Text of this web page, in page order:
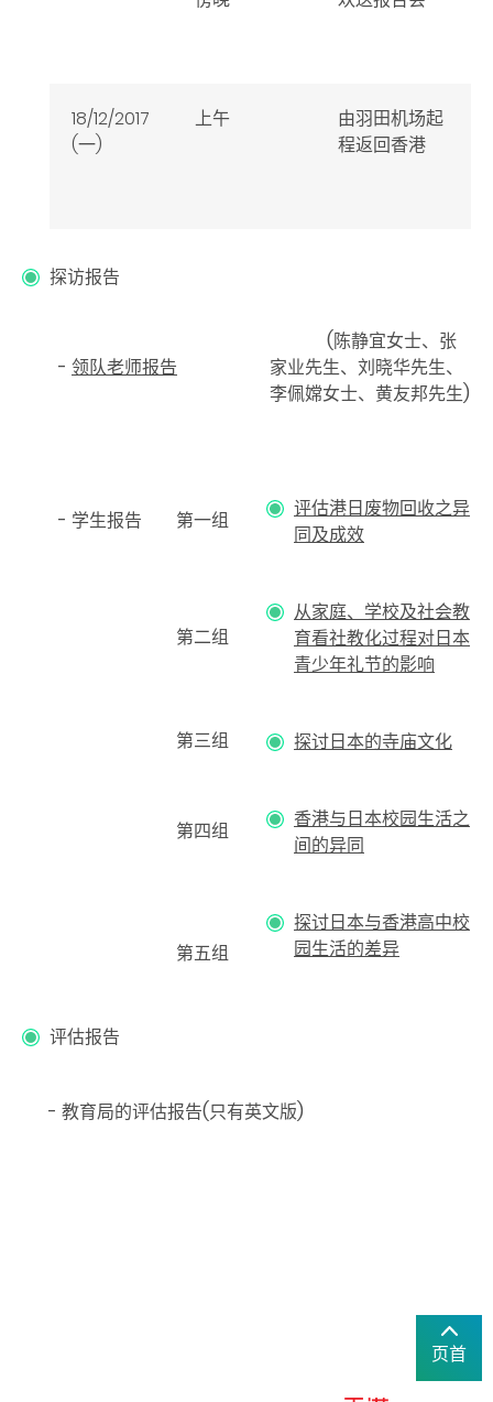
18/12/2017
(一)
上午
由羽田机场起
程返回香港
探访报告
- 领队老师报告
(陈静宜女士、张
家业先生、刘晓华先生、
李佩嫦女士、黄友邦先生)
- 学生报告 第一组
评估港日废物回收之异
同及成效
第二组
从家庭、学校及社会教
育看社教化过程对日本
青少年礼节的影响
第三组 探讨日本的寺庙文化
第四组
香港与日本校园生活之
间的异同
第五组
探讨日本与香港高中校
园生活的差异
评估报告
- 教育局的评估报告(只有英文版)
页首